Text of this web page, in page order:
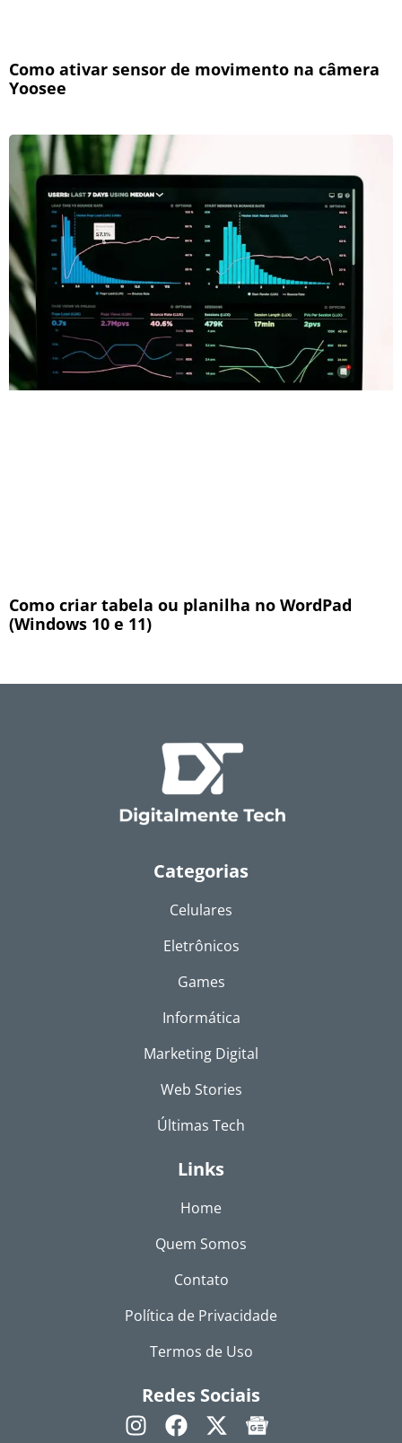
Como ativar sensor de movimento na câmera
Yoosee
Como criar tabela ou planilha no WordPad
(Windows 10 e 11)
Categorias
Celulares
Eletrônicos
Games
Informática
Marketing Digital
Web Stories
Últimas Tech
Links
Home
Quem Somos
Contato
Política de Privacidade
Termos de Uso
Redes Sociais